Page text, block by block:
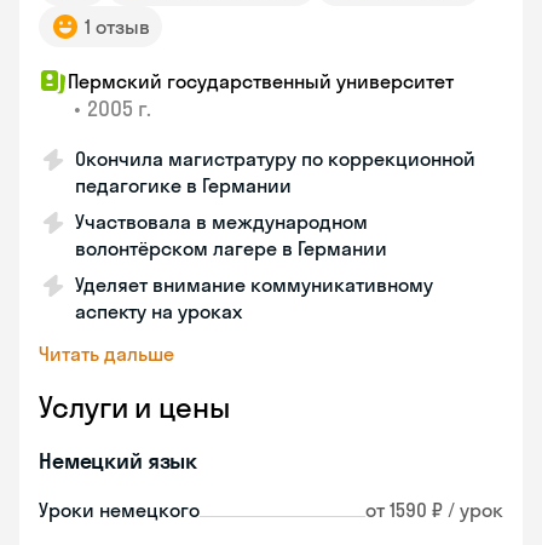
1 отзыв
Пермский государственный университет
• 2005 г.
Окончила магистратуру по коррекционной
педагогике в Германии
Участвовала в международном
волонтёрском лагере в Германии
Уделяет внимание коммуникативному
аспекту на уроках
Читать дальше
Услуги и цены
Немецкий язык
Уроки немецкого от 1590 ₽ / урок